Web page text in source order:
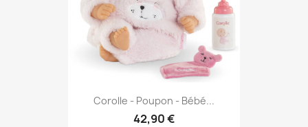
Corolle - Poupon - Bébé...
42,90 €